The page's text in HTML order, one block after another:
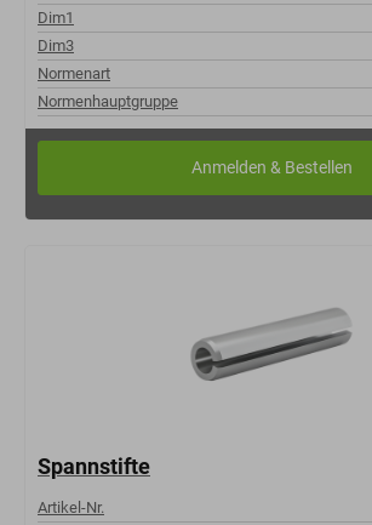
Dim1
Dim3
Normenart
Normenhauptgruppe
Spannstifte
Artikel-Nr.